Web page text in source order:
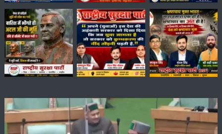
Video
Player